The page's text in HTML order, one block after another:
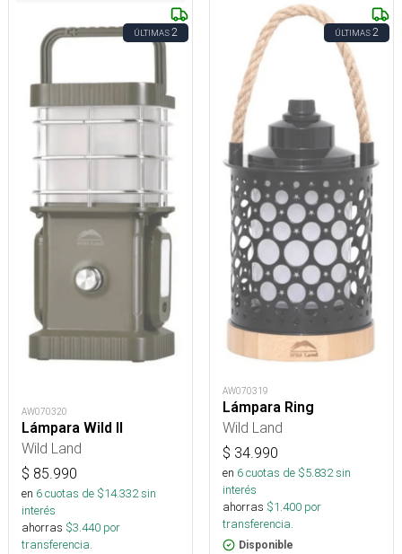
ÚLTIMAS2
AW070320
Lámpara Wild II
Wild Land
$ 85.990
en 6cuotas de $14.332sin
interés
ahorras $3.440 por
transferencia.
ÚLTIMAS2
AW070319
Lámpara Ring
Wild Land
$ 34.990
en 6cuotas de $5.832sin
interés
ahorras $1.400 por
transferencia.
Disponible